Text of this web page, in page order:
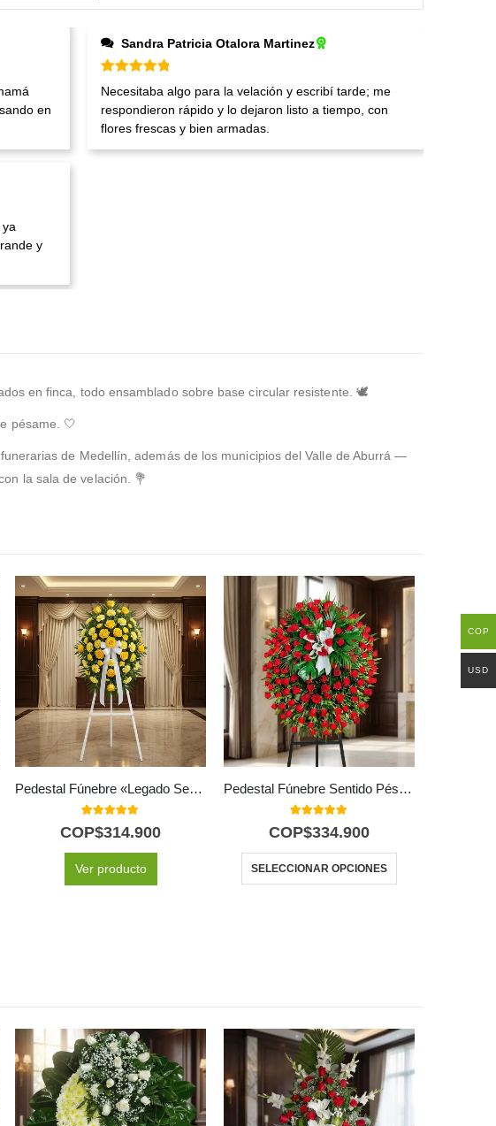
en
y
Sandra Patricia Otalora Martinez
Necesitaba algo para la velación y escribí tarde; me
respondieron rápido y lo dejaron listo a tiempo, con
flores frescas y bien armadas.
en finca, todo ensamblado sobre base circular resistente. 🕊️
pésame. 🤍
de Medellín, además de los municipios del Valle de Aburrá —
la sala de velación. 💐
Pedestal Fúnebre «Legado Sereno» para Julián 🕊️
5.00
COP$314.900
Ver producto
Pedestal Fúnebre Sentido Pésame
5.00
COP$334.900
SELECCIONAR OPCIONES
COP
USD